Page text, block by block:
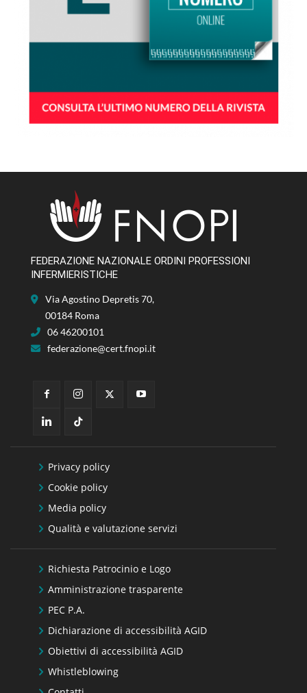
FEDERAZIONE NAZIONALE ORDINI PROFESSIONI
INFERMIERISTICHE
Via Agostino Depretis 70,
00184 Roma
06 46200101
federazione@cert.fnopi.it
Privacy policy
Cookie policy
Media policy
Qualità e valutazione servizi
Richiesta Patrocinio e Logo
Amministrazione trasparente
PEC P.A.
Dichiarazione di accessibilità AGID
Obiettivi di accessibilità AGID
Whistleblowing